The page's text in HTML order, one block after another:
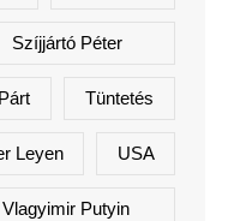
Szíjjártó Péter
Tüntetés
Leyen USA
Vlagyimir Putyin